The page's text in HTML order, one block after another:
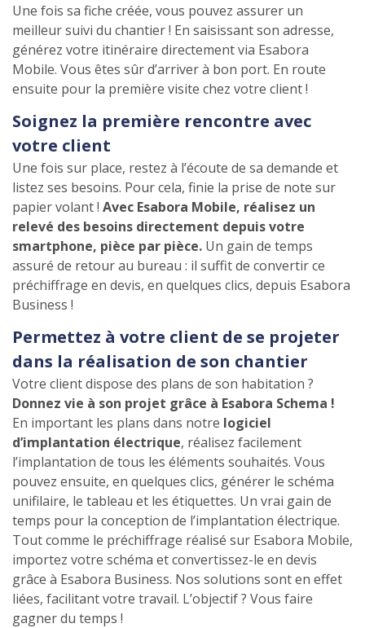
Une fois sa fiche créée, vous pouvez assurer un
meilleur suivi du chantier ! En saisissant son adresse,
générez votre itinéraire directement via Esabora
Mobile. Vous êtes sûr d’arriver à bon port. En route
ensuite pour la première visite chez votre client !
Soignez la première rencontre avec
votre client
Une fois sur place, restez à l’écoute de sa demande et
listez ses besoins. Pour cela, finie la prise de note sur
papier volant ! Avec Esabora Mobile, réalisez un
relevé des besoins directement depuis votre
smartphone, pièce par pièce. Un gain de temps
assuré de retour au bureau : il suffit de convertir ce
préchiffrage en devis, en quelques clics, depuis Esabora
Business !
Permettez à votre client de se projeter
dans la réalisation de son chantier
Votre client dispose des plans de son habitation ?
Donnez vie à son projet grâce à Esabora Schema !
En important les plans dans notre logiciel
d’implantation électrique, réalisez facilement
l’implantation de tous les éléments souhaités. Vous
pouvez ensuite, en quelques clics, générer le schéma
unifilaire, le tableau et les étiquettes. Un vrai gain de
temps pour la conception de l’implantation électrique.
Tout comme le préchiffrage réalisé sur Esabora Mobile,
importez votre schéma et convertissez-le en devis
grâce à Esabora Business. Nos solutions sont en effet
liées, facilitant votre travail. L’objectif ? Vous faire
gagner du temps !